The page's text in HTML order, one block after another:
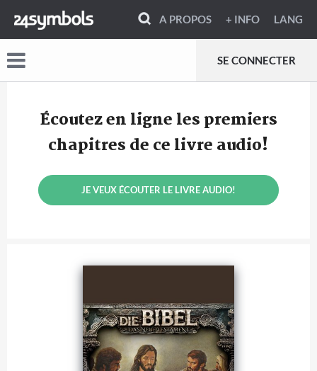
A PROPOS + INFO LANG
SE CONNECTER
Écoutez en ligne les premiers
chapitres de ce livre audio!
JE VEUX ÉCOUTER LE LIVRE AUDIO!